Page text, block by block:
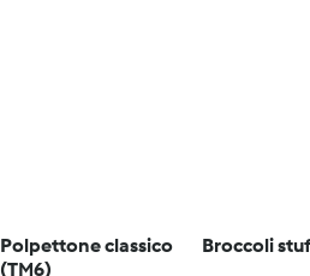
Polpettone classico
(TM6)
Broccoli